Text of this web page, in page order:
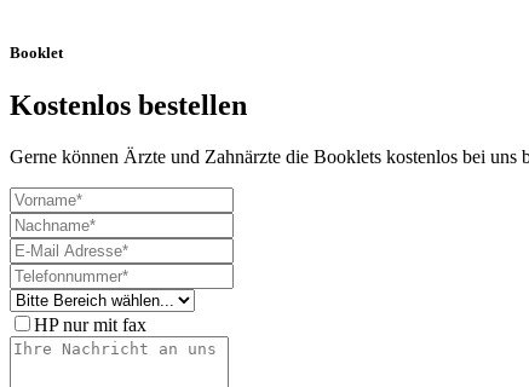
Booklet
Kostenlos bestellen
Gerne können Ärzte und Zahnärzte die Booklets kostenlos bei uns
HP nur mit fax